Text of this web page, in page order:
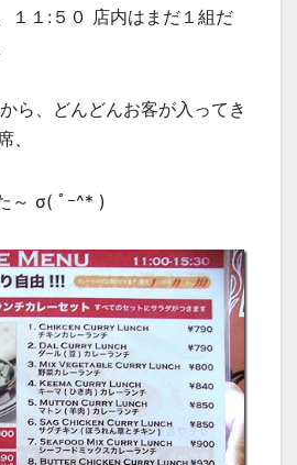
１１:５０ 店内はまだ１組だ
ら、どんどんお客が入ってき
、
～ σ( ﾟｰ^* )